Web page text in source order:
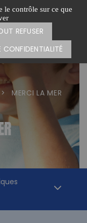
le contrôle sur ce que
REFUSER
Menu
UN DON
> MERCI LA MER